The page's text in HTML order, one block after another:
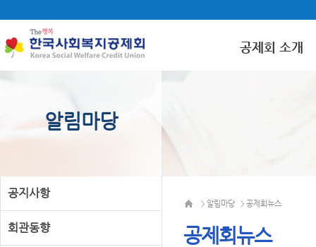
공제회 소개
알림마당
공지사항
회관동향
> 알림마당 > 공제회뉴스
공제회뉴스